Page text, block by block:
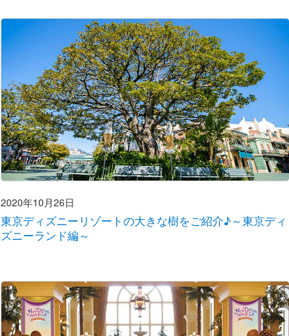
2020年10月26日
東京ディズニーリゾートの大きな樹をご紹介♪～東京ディ
ズニーランド編～